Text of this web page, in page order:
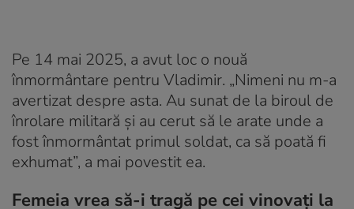
Pe 14 mai 2025, a avut loc o nouă
înmormântare pentru Vladimir. „Nimeni nu m-a
avertizat despre asta. Au sunat de la biroul de
înrolare militară și au cerut să le arate unde a
fost înmormântat primul soldat, ca să poată fi
exhumat”, a mai povestit ea.
Femeia vrea să-i tragă pe cei vinovați la